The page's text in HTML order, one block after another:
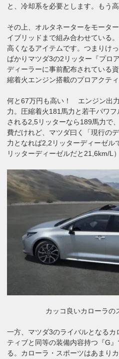
と、冷却系を必要とします。もう
その上、オルタネーターをモータ
イブリッドまで組み合わせている
高くなるアイテムです。つまりけ
ばかりマツダ3の2リッター『プロ
ディーラーに事前配布されている
縮着火エンジン搭載のプロアクテ
何と67万円も高い！ エンジン出
力。圧縮着火181馬力と若干パワ
される2,5リッターなら189馬力で
費だけれど、マツダ曰く「現行の
力となれば2,2リッターディーゼ
リッターディーゼルだと21,6km/L
カッコ良いカローラの
一方、マツダ3のライバルとなる
ティブと同等の装備内容持つ『G
る。カローラ・スポーツはあまり